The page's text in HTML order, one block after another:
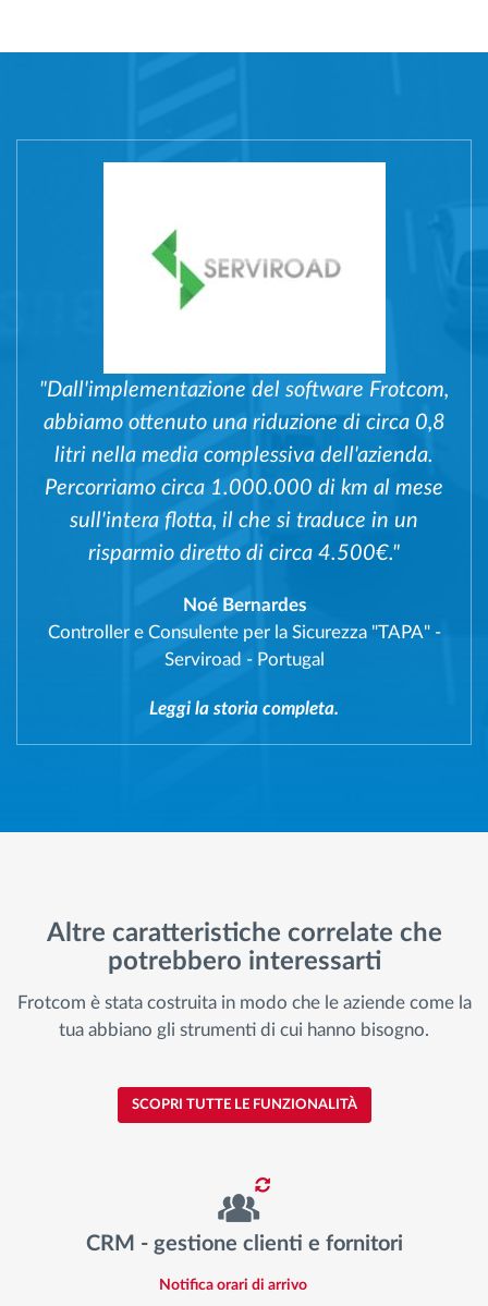
"Dall'implementazione del software Frotcom,
abbiamo ottenuto una riduzione di circa 0,8
litri nella media complessiva dell'azienda.
Percorriamo circa 1.000.000 di km al mese
sull'intera flotta, il che si traduce in un
risparmio diretto di circa 4.500€."
Noé Bernardes
Controller e Consulente per la Sicurezza "TAPA" -
Serviroad - Portugal
Leggi la storia completa.
Altre caratteristiche correlate che
potrebbero interessarti
Frotcom è stata costruita in modo che le aziende come la
tua abbiano gli strumenti di cui hanno bisogno.
SCOPRI TUTTE LE FUNZIONALITÀ
CRM - gestione clienti e fornitori
Notifica orari di arrivo